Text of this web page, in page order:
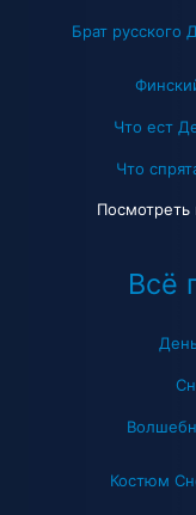
Брат
Что ест
Что
Всё
Костюм